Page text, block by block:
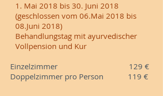
1. Mai 2018 bis 30. Juni 2018
(geschlossen vom 06.Mai 2018 bis
08.Juni 2018)
Behandlungstag mit ayurvedischer
Vollpension und Kur
Einzelzimmer 129 €
Doppelzimmer pro Person 119 €